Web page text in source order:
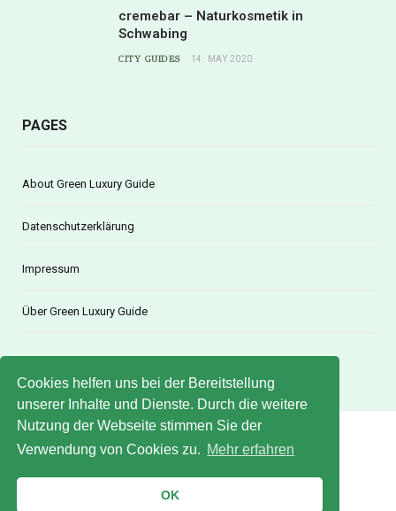
Cookies helfen uns bei der Bereitstellung
unserer Inhalte und Dienste. Durch die weitere
Nutzung der Webseite stimmen Sie der
Verwendung von Cookies zu. Mehr erfahren
OK
cremebar – Naturkosmetik in
Schwabing
CITY GUIDES 14. MAY 2020
PAGES
About Green Luxury Guide
Datenschutzerklärung
Impressum
Über Green Luxury Guide
© 2020 Green Luxury Guide